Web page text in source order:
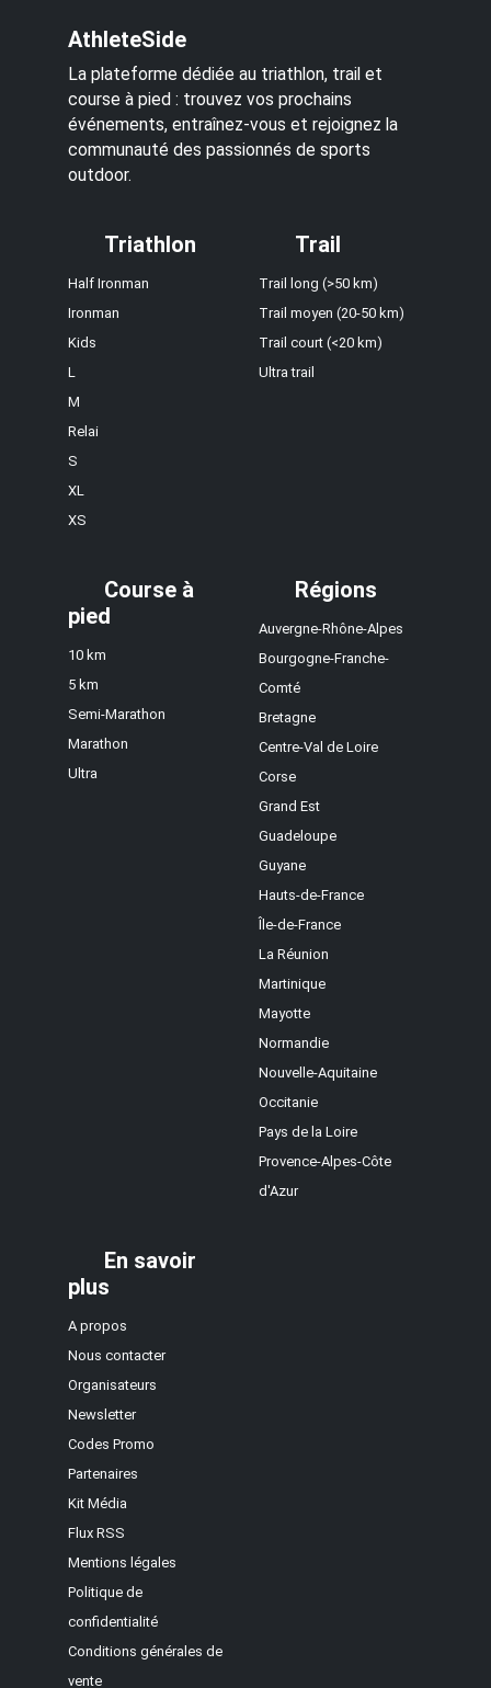
AthleteSide
La plateforme dédiée au triathlon, trail et
course à pied : trouvez vos prochains
événements, entraînez-vous et rejoignez la
communauté des passionnés de sports
outdoor.
Triathlon
Half Ironman
Ironman
Kids
L
M
Relai
S
XL
XS
Trail
Trail long (>50 km)
Trail moyen (20-50 km)
Trail court (<20 km)
Ultra trail
Course à
pied
10 km
5 km
Semi-Marathon
Marathon
Ultra
Régions
Auvergne-Rhône-Alpes
Bourgogne-Franche-
Comté
Bretagne
Centre-Val de Loire
Corse
Grand Est
Guadeloupe
Guyane
Hauts-de-France
Île-de-France
La Réunion
Martinique
Mayotte
Normandie
Nouvelle-Aquitaine
Occitanie
Pays de la Loire
Provence-Alpes-Côte
d'Azur
En savoir
plus
A propos
Nous contacter
Organisateurs
Newsletter
Codes Promo
Partenaires
Kit Média
Flux RSS
Mentions légales
Politique de
confidentialité
Conditions générales de
vente